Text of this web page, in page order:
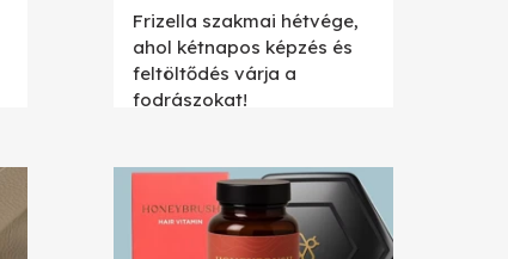
Frizella szakmai hétvége,
ahol kétnapos képzés és
feltöltődés várja a
fodrászokat!